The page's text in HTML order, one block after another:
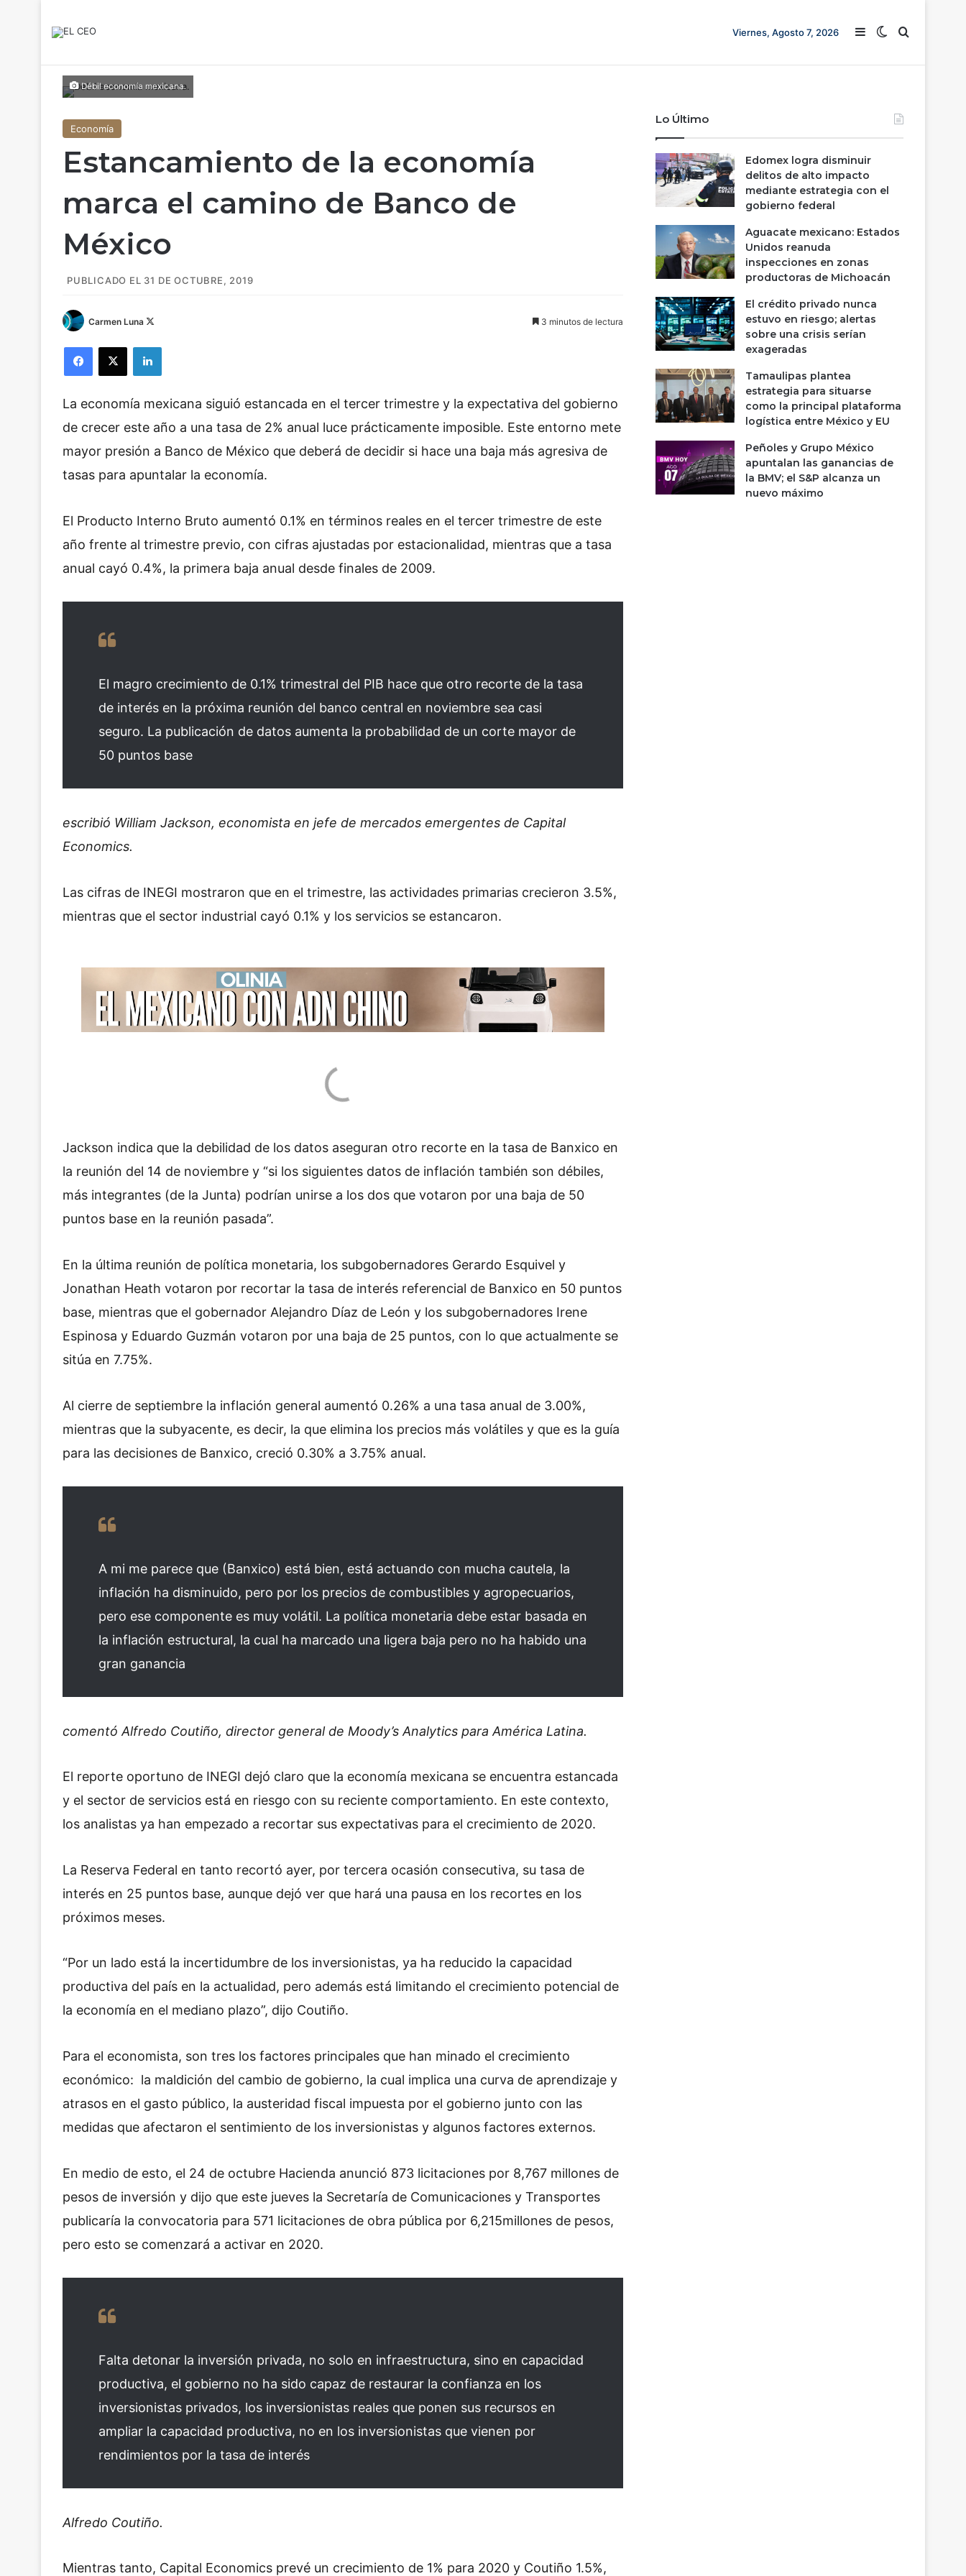
Viernes, Agosto 7, 2026 Barra lateral
Switch skin
Buscar
Débil economía mexicana.
Economía
Estancamiento de la economía
marca el camino de Banco de
México
PUBLICADO EL 31 DE OCTUBRE, 2019
Carmen Luna
l
w
o
X
3 minutos de lectura
La economía mexicana siguió estancada en el tercer trimestre y la expectativa del gobierno
de crecer este año a una tasa de 2% anual luce prácticamente imposible. Este entorno mete
mayor presión a Banco de México que deberá de decidir si hace una baja más agresiva de
tasas para apuntalar la economía.
El Producto Interno Bruto aumentó 0.1% en términos reales en el tercer trimestre de este
año frente al trimestre previo, con cifras ajustadas por estacionalidad, mientras que a tasa
anual cayó 0.4%, la primera baja anual desde finales de 2009.
El magro crecimiento de 0.1% trimestral del PIB hace que otro recorte de la tasa
de interés en la próxima reunión del banco central en noviembre sea casi
seguro. La publicación de datos aumenta la probabilidad de un corte mayor de
50 puntos base
escribió William Jackson, economista en jefe de mercados emergentes de Capital
Economics.
Las cifras de INEGI mostraron que en el trimestre, las actividades primarias crecieron 3.5%,
mientras que el sector industrial cayó 0.1% y los servicios se estancaron.
Jackson indica que la debilidad de los datos aseguran otro recorte en la tasa de Banxico en
la reunión del 14 de noviembre y “si los siguientes datos de inflación también son débiles,
más integrantes (de la Junta) podrían unirse a los dos que votaron por una baja de 50
puntos base en la reunión pasada”.
En la última reunión de política monetaria, los subgobernadores Gerardo Esquivel y
Jonathan Heath votaron por recortar la tasa de interés referencial de Banxico en 50 puntos
base, mientras que el gobernador Alejandro Díaz de León y los subgobernadores Irene
Espinosa y Eduardo Guzmán votaron por una baja de 25 puntos, con lo que actualmente se
sitúa en 7.75%.
Al cierre de septiembre la inflación general aumentó 0.26% a una tasa anual de 3.00%,
mientras que la subyacente, es decir, la que elimina los precios más volátiles y que es la guía
para las decisiones de Banxico, creció 0.30% a 3.75% anual.
A mi me parece que (Banxico) está bien, está actuando con mucha cautela, la
inflación ha disminuido, pero por los precios de combustibles y agropecuarios,
pero ese componente es muy volátil. La política monetaria debe estar basada en
la inflación estructural, la cual ha marcado una ligera baja pero no ha habido una
gran ganancia
comentó Alfredo Coutiño, director general de Moody’s Analytics para América Latina.
El reporte oportuno de INEGI dejó claro que la economía mexicana se encuentra estancada
y el sector de servicios está en riesgo con su reciente comportamiento. En este contexto,
los analistas ya han empezado a recortar sus expectativas para el crecimiento de 2020.
La Reserva Federal en tanto recortó ayer, por tercera ocasión consecutiva, su tasa de
interés en 25 puntos base, aunque dejó ver que hará una pausa en los recortes en los
próximos meses.
“Por un lado está la incertidumbre de los inversionistas, ya ha reducido la capacidad
productiva del país en la actualidad, pero además está limitando el crecimiento potencial de
la economía en el mediano plazo”, dijo Coutiño.
Para el economista, son tres los factores principales que han minado el crecimiento
económico: la maldición del cambio de gobierno, la cual implica una curva de aprendizaje y
atrasos en el gasto público, la austeridad fiscal impuesta por el gobierno junto con las
medidas que afectaron el sentimiento de los inversionistas y algunos factores externos.
En medio de esto, el 24 de octubre Hacienda anunció 873 licitaciones por 8,767 millones de
pesos de inversión y dijo que este jueves la Secretaría de Comunicaciones y Transportes
publicaría la convocatoria para 571 licitaciones de obra pública por 6,215millones de pesos,
pero esto se comenzará a activar en 2020.
Falta detonar la inversión privada, no solo en infraestructura, sino en capacidad
productiva, el gobierno no ha sido capaz de restaurar la confianza en los
inversionistas privados, los inversionistas reales que ponen sus recursos en
ampliar la capacidad productiva, no en los inversionistas que vienen por
rendimientos por la tasa de interés
Alfredo Coutiño.
Mientras tanto, Capital Economics prevé un crecimiento de 1% para 2020 y Coutiño 1.5%,
Lo Último
Edomex logra disminuir
delitos de alto impacto
mediante estrategia con el
gobierno federal
Aguacate mexicano: Estados
Unidos reanuda
inspecciones en zonas
productoras de Michoacán
El crédito privado nunca
estuvo en riesgo; alertas
sobre una crisis serían
exageradas
Tamaulipas plantea
estrategia para situarse
como la principal plataforma
logística entre México y EU
Peñoles y Grupo México
apuntalan las ganancias de
la BMV; el S&P alcanza un
nuevo máximo